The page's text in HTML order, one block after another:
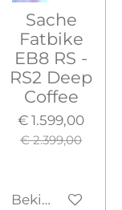
Sache
Fatbike
EB8 RS -
RS2 Deep
Coffee
€ 1.599,00
€ 2.399,00
Bekijk details